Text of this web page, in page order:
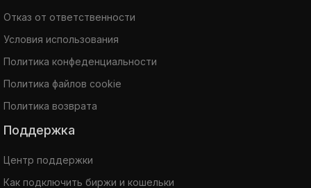
Отказ от ответственности
Условия использования
Политика конфеденциальности
Политика файлов cookie
Политика возврата
Поддержка
Центр поддержки
Как подключить биржи и кошельки